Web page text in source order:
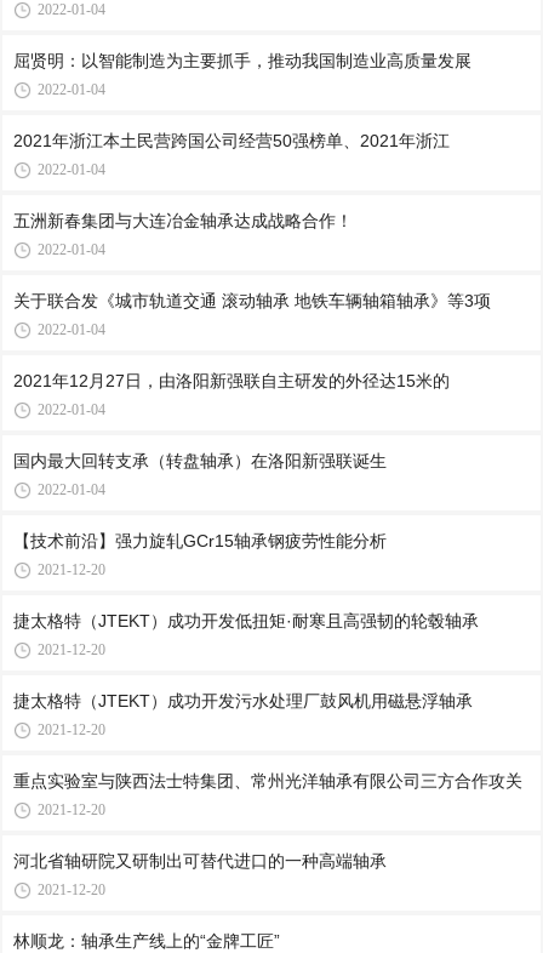
2022-01-04
屈贤明：以智能制造为主要抓手，推动我国制造业高质量发展
2022-01-04
2021年浙江本土民营跨国公司经营50强榜单、2021年浙江
2022-01-04
五洲新春集团与大连冶金轴承达成战略合作！
2022-01-04
关于联合发《城市轨道交通 滚动轴承 地铁车辆轴箱轴承》等3项
2022-01-04
2021年12月27日，由洛阳新强联自主研发的外径达15米的
2022-01-04
国内最大回转支承（转盘轴承）在洛阳新强联诞生
2022-01-04
【技术前沿】强力旋轧GCr15轴承钢疲劳性能分析
2021-12-20
捷太格特（JTEKT）成功开发低扭矩·耐寒且高强韧的轮毂轴承
2021-12-20
捷太格特（JTEKT）成功开发污水处理厂鼓风机用磁悬浮轴承
2021-12-20
重点实验室与陕西法士特集团、常州光洋轴承有限公司三方合作攻关
2021-12-20
河北省轴研院又研制出可替代进口的一种高端轴承
2021-12-20
林顺龙：轴承生产线上的“金牌工匠”